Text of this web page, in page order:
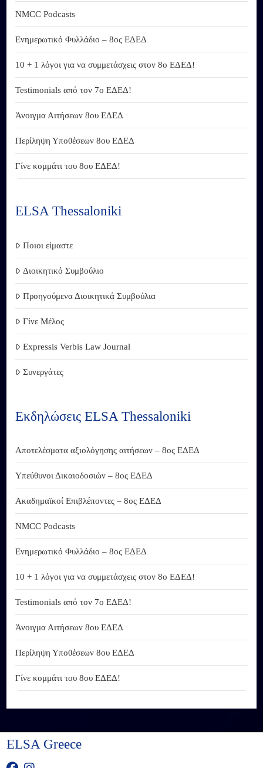
NMCC Podcasts
Ενημερωτικό Φυλλάδιο – 8ος ΕΔΕΔ
10 + 1 λόγοι για να συμμετάσχεις στον 8ο ΕΔΕΔ!
Testimonials από τον 7ο ΕΔΕΔ!
Άνοιγμα Αιτήσεων 8ου ΕΔΕΔ
Περίληψη Υποθέσεων 8ου ΕΔΕΔ
Γίνε κομμάτι του 8ου ΕΔΕΔ!
ELSA Thessaloniki
Ποιοι είμαστε
Διοικητικό Συμβούλιο
Προηγούμενα Διοικητικά Συμβούλια
Γίνε Μέλος
Expressis Verbis Law Journal
Συνεργάτες
Εκδηλώσεις ELSA Thessaloniki
Αποτελέσματα αξιολόγησης αιτήσεων – 8ος ΕΔΕΔ
Υπεύθυνοι Δικαιοδοσιών – 8ος ΕΔΕΔ
Ακαδημαϊκοί Επιβλέποντες – 8ος ΕΔΕΔ
NMCC Podcasts
Ενημερωτικό Φυλλάδιο – 8ος ΕΔΕΔ
10 + 1 λόγοι για να συμμετάσχεις στον 8ο ΕΔΕΔ!
Testimonials από τον 7ο ΕΔΕΔ!
Άνοιγμα Αιτήσεων 8ου ΕΔΕΔ
Περίληψη Υποθέσεων 8ου ΕΔΕΔ
Γίνε κομμάτι του 8ου ΕΔΕΔ!
ELSA Greece